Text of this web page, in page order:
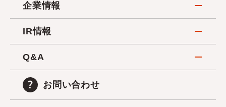
企業情報
IR情報
Q&A
お問い合わせ